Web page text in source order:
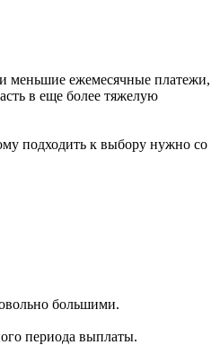
меньшие ежемесячные платежи,
в еще более тяжелую
подходить к выбору нужно со
большими.
периода выплаты.